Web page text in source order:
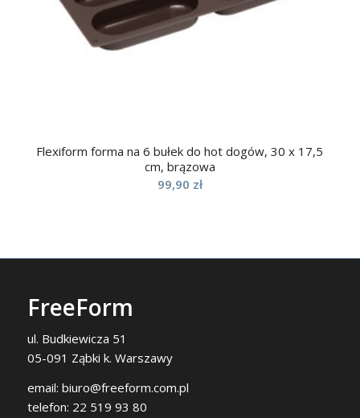
Flexiform forma na 6 bułek do hot dogów, 30 x 17,5
cm, brązowa
99,90 zł
FreeForm
ul. Budkiewicza 51
05-091 Ząbki k. Warszawy
email: biuro@freeform.com.pl
telefon: 22 519 93 80